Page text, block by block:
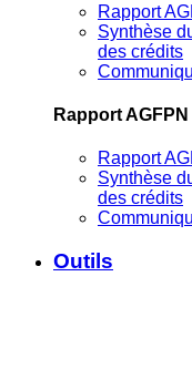
Rapport
Synthèse
des crédits
Rapport AGFPN
Rapport
Synthèse
des crédits
Outils